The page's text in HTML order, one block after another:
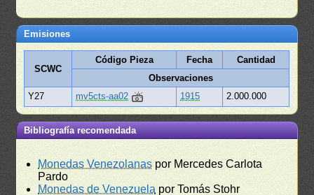
Emisiones
SCWC
Código Pieza Fecha
Cantidad
Observaciones
Y27
mv5cts-aa02 1915 2.000.000
Bibliografía recomendada
Monedas Venezolanas por Mercedes Carlota
Pardo
Monedas de Venezuela por Tomás Stohr